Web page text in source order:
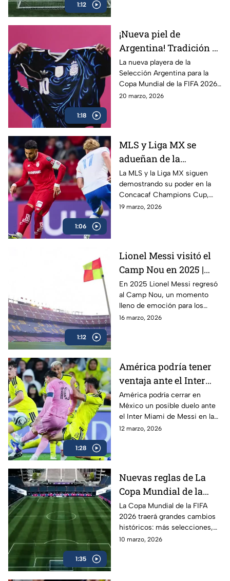
1:12
1:18
¡Nueva piel de
Argentina! Tradición y
cultura rumbo a La
Copa Mundial de la
FIFA 2026
La nueva playera de la
Selección Argentina para la
Copa Mundial de la FIFA 2026
destaca por su mezcla de
detalles modernos que
conectan con su legado
futbolístico.
20 marzo, 2026
1:06
MLS y Liga MX se
adueñan de la
CONCACAF Champions
Cup
La MLS y la Liga MX siguen
demostrando su poder en la
Concacaf Champions Cup,
dominando el torneo y dejando
como los grandes favoritos
para levantar el título.
19 marzo, 2026
1:12
Lionel Messi visitó el
Camp Nou en 2025 |
Desde entonces el FC
Barcelona es una
fortaleza
En 2025 Lionel Messi regresó
al Camp Nou, un momento
lleno de emoción para los
aficionados del Barcelona.
16 marzo, 2026
1:28
América podría tener
ventaja ante el Inter
Miami de Messi
América podría cerrar en
México un posible duelo ante
el Inter Miami de Messi en la
Concacaf Champions Cup
12 marzo, 2026
1:35
Nuevas reglas de La
Copa Mundial de la
FIFA 2026| 48 equipos y
nuevo formato
La Copa Mundial de la FIFA
2026 traerá grandes cambios
históricos: más selecciones,
nuevo formato y reglas que
10 marzo, 2026